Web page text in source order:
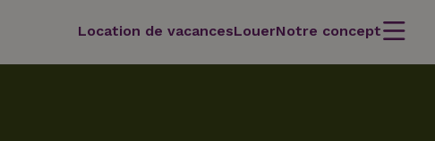
Location de vacancesLouerNotre concept